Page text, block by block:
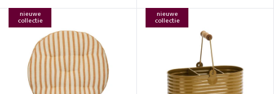
nieuwe
collectie
nieuwe
collectie